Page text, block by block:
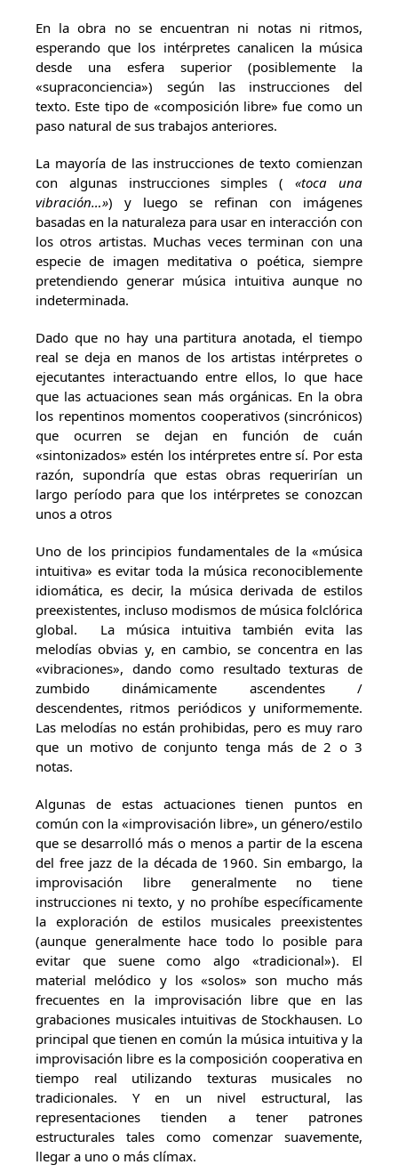
En la obra no se encuentran ni notas ni ritmos,
esperando que los intérpretes canalicen la música
desde una esfera superior (posiblemente la
«supraconciencia») según las instrucciones del
texto. Este tipo de «composición libre» fue como un
paso natural de sus trabajos anteriores.
La mayoría de las instrucciones de texto comienzan
con algunas instrucciones simples («toca una
vibración…») y luego se refinan con imágenes
basadas en la naturaleza para usar en interacción con
los otros artistas. Muchas veces terminan con una
especie de imagen meditativa o poética, siempre
pretendiendo generar música intuitiva aunque no
indeterminada.
Dado que no hay una partitura anotada, el tiempo
real se deja en manos de los artistas intérpretes o
ejecutantes interactuando entre ellos, lo que hace
que las actuaciones sean más orgánicas. En la obra
los repentinos momentos cooperativos (sincrónicos)
que ocurren se dejan en función de cuán
«sintonizados» estén los intérpretes entre sí. Por esta
razón, supondría que estas obras requerirían un
largo período para que los intérpretes se conozcan
unos a otros
Uno de los principios fundamentales de la «música
intuitiva» es evitar toda la música reconociblemente
idiomática, es decir, la música derivada de estilos
preexistentes, incluso modismos de música folclórica
global. La música intuitiva también evita las
melodías obvias y, en cambio, se concentra en las
«vibraciones», dando como resultado texturas de
zumbido dinámicamente ascendentes /
descendentes, ritmos periódicos y uniformemente.
Las melodías no están prohibidas, pero es muy raro
que un motivo de conjunto tenga más de 2 o 3
notas.
Algunas de estas actuaciones tienen puntos en
común con la «improvisación libre», un género/estilo
que se desarrolló más o menos a partir de la escena
del free jazz de la década de 1960. Sin embargo, la
improvisación libre generalmente no tiene
instrucciones ni texto, y no prohíbe específicamente
la exploración de estilos musicales preexistentes
(aunque generalmente hace todo lo posible para
evitar que suene como algo «tradicional»). El
material melódico y los «solos» son mucho más
frecuentes en la improvisación libre que en las
grabaciones musicales intuitivas de Stockhausen. Lo
principal que tienen en común la música intuitiva y la
improvisación libre es la composición cooperativa en
tiempo real utilizando texturas musicales no
tradicionales. Y en un nivel estructural, las
representaciones tienden a tener patrones
estructurales tales como comenzar suavemente,
llegar a uno o más clímax.